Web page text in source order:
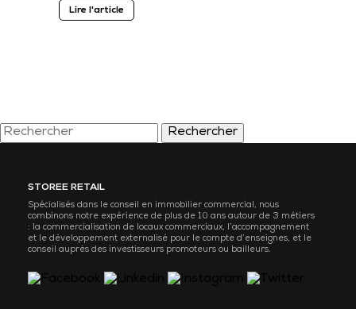
Lire l'article
Rechercher
STOREE RETAIL
Spécialisés dans le conseil en immobilier commercial, nous
combinons notre expérience de plus de 10 ans autour de 3 métiers
: la commercialisation de locaux commerciaux, l’accompagnement
et le développement externalisé pour le compte d’enseignes, et le
conseil auprès des investisseurs promoteurs ou bailleurs.